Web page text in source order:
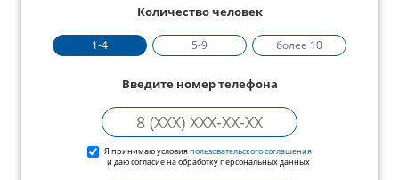
Количество человек
1-4 5-9 более 10
Введите номер телефона
Я принимаю условияпользовательского соглашения
и даю согласие на обработку персональных данных